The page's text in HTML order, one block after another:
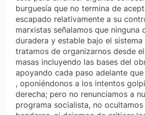
burguesía que no termina de
escapado relativamente a su
marxistas señalamos que ninguna
duradera y estable bajo el
tratamos de organizarnos desde
masas incluyendo las bases del
apoyando cada paso adelante
, oponiéndonos a los intentos
derecha; pero no renunciamos a
programa socialista, no ocultamos